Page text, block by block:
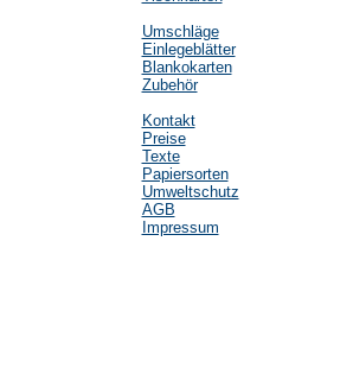
Umschläge
Einlegeblätter
Blankokarten
Zubehör
Kontakt
Preise
Texte
Papiersorten
Umweltschutz
AGB
Impressum